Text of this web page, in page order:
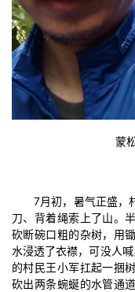
蒙
7月初，暑气正盛，
刀、背着绳索上了山。
砍断碗口粗的杂树，用
水浸透了衣襟，可没人
的村民王小军扛起一捆
砍出两条蜿蜒的水管通